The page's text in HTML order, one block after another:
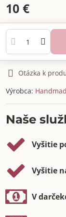
10 €
Otázka k
Výrobca:
Naše
Vyšitie
Vyšitie
V